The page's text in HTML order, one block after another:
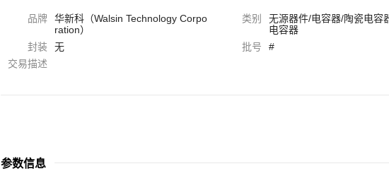
品牌
华新科（Walsin Technology Corpo
ration）
类别
无源器件/电容器/陶瓷电容
电容器
封装
无 批号
#
交易描述
参数信息